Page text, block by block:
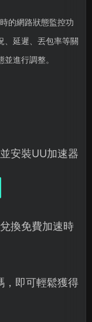
的網路狀態監控功
、延遲、丟包率等關
進行調整。
安裝UU加速器
換免費加速時
，即可輕鬆獲得